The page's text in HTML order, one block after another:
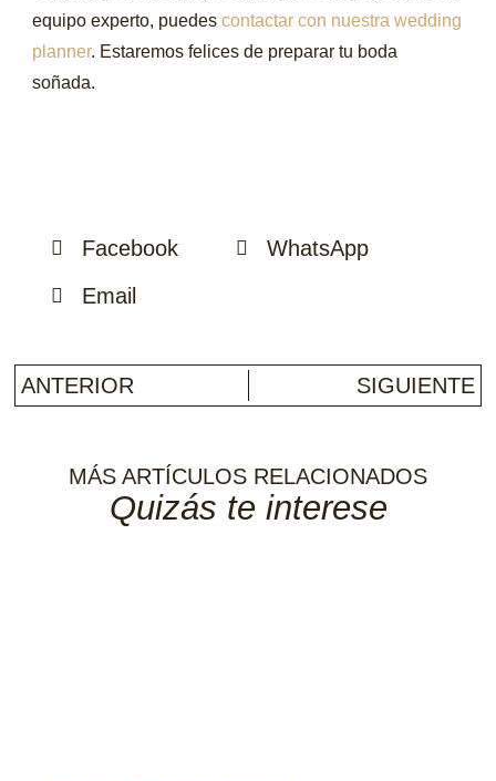
equipo experto, puedescontactar con nuestra wedding
planner. Estaremos felices de preparar tu boda
soñada.
Facebook
WhatsApp
Email
ANTERIOR SIGUIENTE
MÁS ARTÍCULOS RELACIONADOS
Quizás te interese